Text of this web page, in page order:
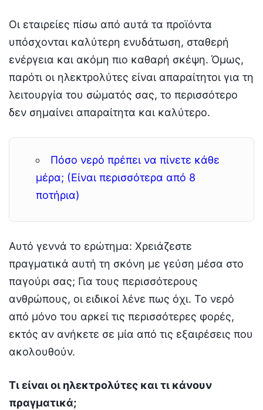
Οι εταιρείες πίσω από αυτά τα προϊόντα
υπόσχονται καλύτερη ενυδάτωση, σταθερή
ενέργεια και ακόμη πιο καθαρή σκέψη. Όμως,
παρότι οι ηλεκτρολύτες είναι απαραίτητοι για τη
λειτουργία του σώματός σας, το περισσότερο
δεν σημαίνει απαραίτητα και καλύτερο.
Πόσο νερό πρέπει να πίνετε κάθε
μέρα; (Είναι περισσότερα από 8
ποτήρια)
Αυτό γεννά το ερώτημα: Χρειάζεστε
πραγματικά αυτή τη σκόνη με γεύση μέσα στο
παγούρι σας; Για τους περισσότερους
ανθρώπους, οι ειδικοί λένε πως όχι. Το νερό
από μόνο του αρκεί τις περισσότερες φορές,
εκτός αν ανήκετε σε μία από τις εξαιρέσεις που
ακολουθούν.
Τι είναι οι ηλεκτρολύτες και τι κάνουν
πραγματικά;